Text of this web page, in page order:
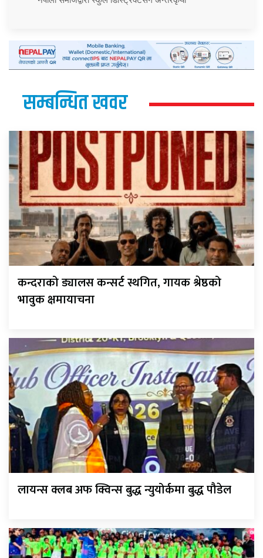
सम्बन्धित खवर
कन्दराको ड्यालस कन्सर्ट स्थगित, गायक श्रेष्ठको
भावुक क्षमायाचना
लायन्स क्लब अफ क्विन्स बुद्ध न्युयोर्कमा बुद्ध पौडेल